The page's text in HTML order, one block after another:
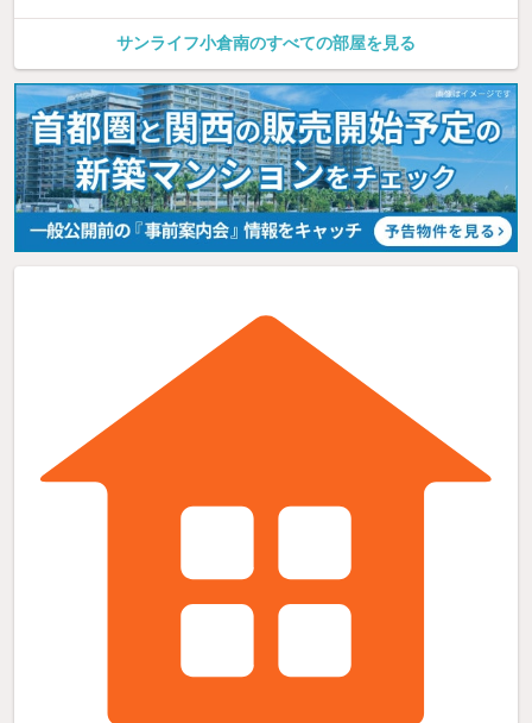
サンライフ小倉南のすべての部屋を見る